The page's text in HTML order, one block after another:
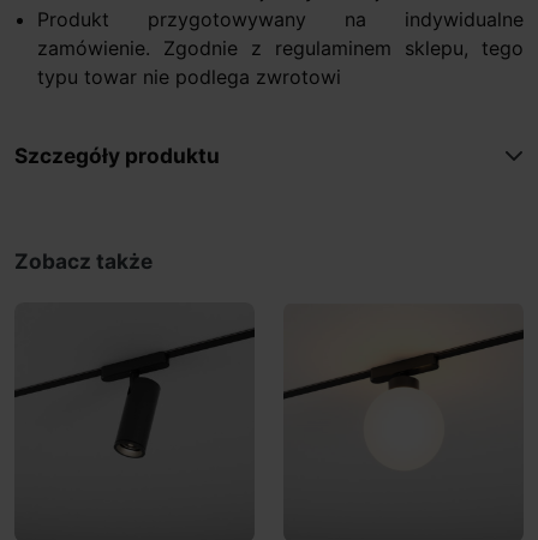
Produkt przygotowywany na indywidualne
zamówienie. Zgodnie z regulaminem sklepu, tego
typu towar nie podlega zwrotowi
Szczegóły produktu
Zobacz także